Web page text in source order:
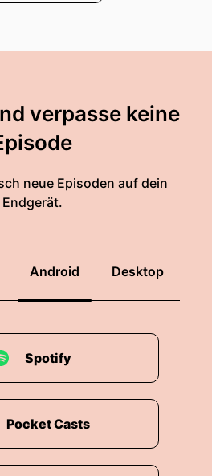
verpasse keine
neue Episoden auf dein
Endgerät.
Android Desktop
Spotify
Pocket Casts